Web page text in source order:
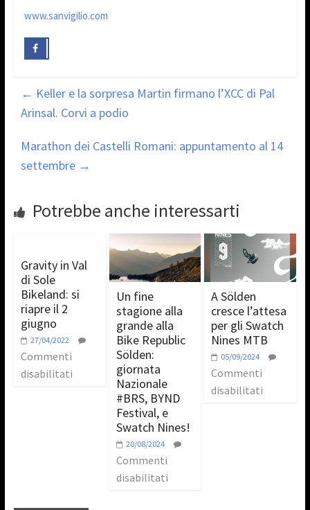
www.sanvigilio.com
← Keller e la sorpresa Martin firmano l’XCC di Pal
Arinsal. Corvi a podio
Marathon dei Castelli Romani: appuntamento al 14
settembre →
Potrebbe anche interessarti
Gravity in Val
di Sole
Bikeland: si
riapre il 2
giugno
27/04/2022
Commenti
disabilitati
Un fine
stagione alla
grande alla
Bike Republic
Sölden:
giornata
Nazionale
#BRS, BYND
Festival, e
Swatch Nines!
20/08/2024
Commenti
disabilitati
A Sölden
cresce l’attesa
per gli Swatch
Nines MTB
05/09/2024
Commenti
disabilitati